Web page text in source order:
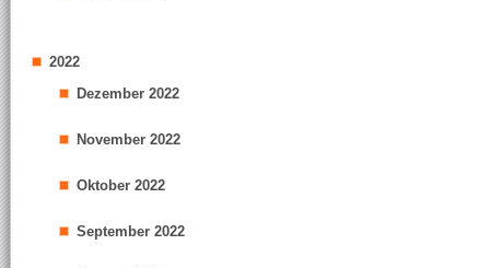
2022
Dezember 2022
November 2022
Oktober 2022
September 2022